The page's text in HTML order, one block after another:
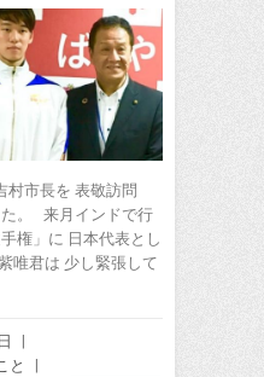
村市長を 表敬訪問
た。 来月インドで行
権」に 日本代表とし
唯君は 少し緊張して
|
と
|